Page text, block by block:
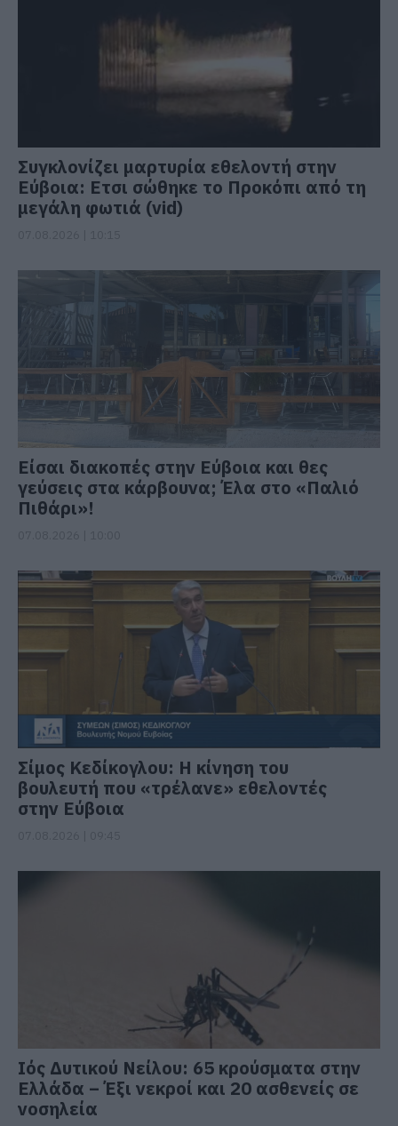
Συγκλονίζει μαρτυρία εθελοντή στην
Εύβοια: Ετσι σώθηκε το Προκόπι από τη
μεγάλη φωτιά (vid)
Είσαι διακοπές στην Εύβοια και θες
γεύσεις στα κάρβουνα; Έλα στο «Παλιό
Πιθάρι»!
Σίμος Κεδίκογλου: Η κίνηση του
βουλευτή που «τρέλανε» εθελοντές
στην Εύβοια
Ιός Δυτικού Νείλου: 65 κρούσματα στην
Ελλάδα – Έξι νεκροί και 20 ασθενείς σε
νοσηλεία